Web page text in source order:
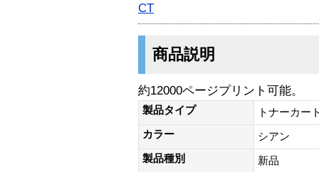
CT
商品説明
約12000ページプリント可能。
製品タイプ
トナーカー
カラー
シアン
製品種別
新品